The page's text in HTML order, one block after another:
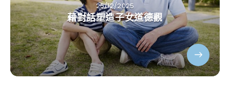
25/12/2025
藉對話塑造子女道德觀